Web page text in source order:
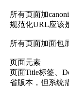
所有页面加
规范化URL应该
所有页面加面包
页面元素
页面Title标签、
省版本，但系统